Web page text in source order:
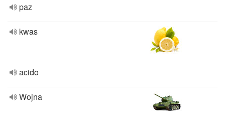
paz
kwas
acido
Wojna